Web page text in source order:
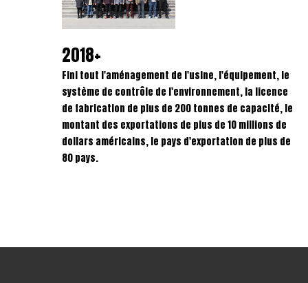
2018+
Fini tout l'aménagement de l'usine, l'équipement, le
système de contrôle de l'environnement, la licence
de fabrication de plus de 200 tonnes de capacité, le
montant des exportations de plus de 10 millions de
dollars américains, le pays d'exportation de plus de
80 pays.